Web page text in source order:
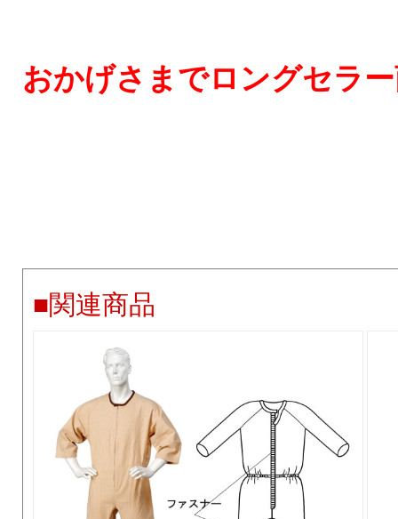
おかげさまでロングセラ
■関連商品